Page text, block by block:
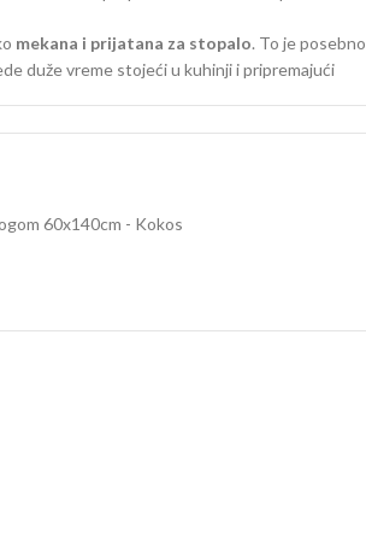
mekana i prijatana za stopalo. To je posebno
duže vreme stojeći u kuhinji i pripremajući
60x140cm - Kokos